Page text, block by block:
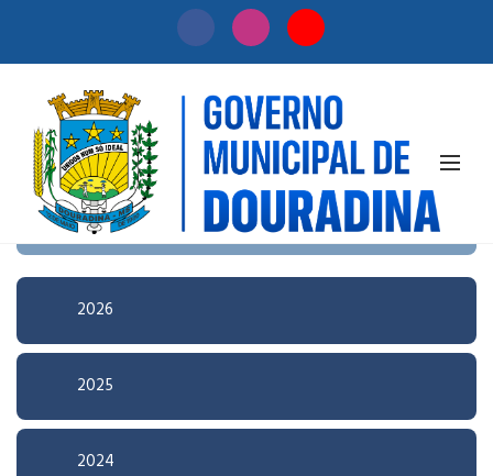
Início / Licitação
Pesquisa Avançada
2026
2025
2024